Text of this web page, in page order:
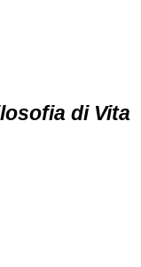
di Vita